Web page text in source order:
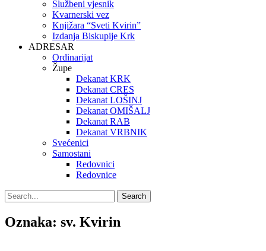
Službeni vjesnik
Kvarnerski vez
Knjižara “Sveti Kvirin”
Izdanja Biskupije Krk
ADRESAR
Ordinarijat
Župe
Dekanat KRK
Dekanat CRES
Dekanat LOŠINJ
Dekanat OMIŠALJ
Dekanat RAB
Dekanat VRBNIK
Svećenici
Samostani
Redovnici
Redovnice
Search
Search
for:
Oznaka: sv. Kvirin